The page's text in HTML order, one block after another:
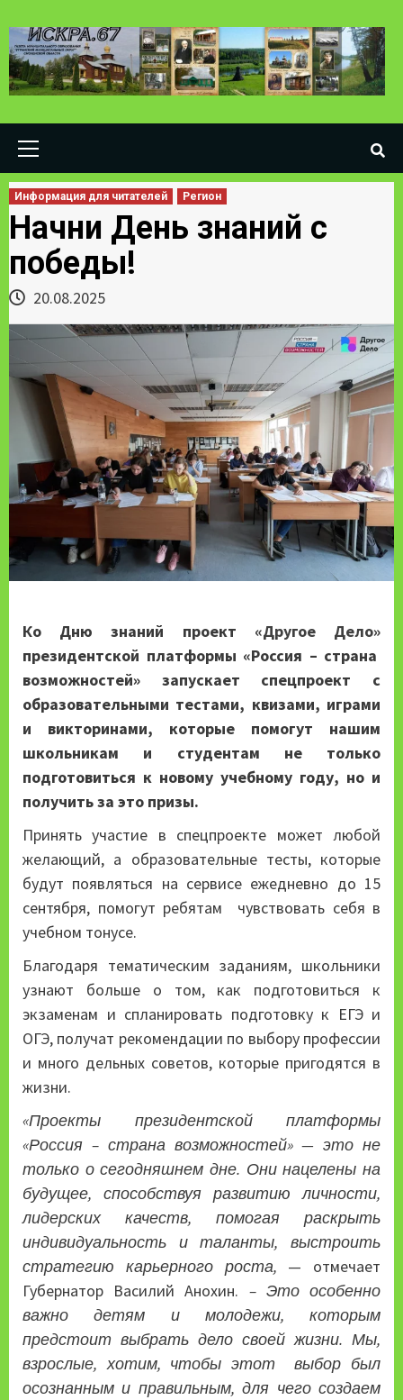
to
content
Информация для читателей Регион
Начни День знаний с
победы!
20.08.2025
Ко Дню знаний проект «Другое Дело»
президентской платформы «Россия – страна
возможностей» запускает спецпроект с
образовательными тестами, квизами, играми
и викторинами, которые помогут нашим
школьникам и студентам не только
подготовиться к новому учебному году, но и
получить за это призы.
Принять участие в спецпроекте может любой
желающий, а образовательные тесты, которые
будут появляться на сервисе ежедневно до 15
сентября, помогут ребятам чувствовать себя в
учебном тонусе.
Благодаря тематическим заданиям, школьники
узнают больше о том, как подготовиться к
экзаменам и спланировать подготовку к ЕГЭ и
ОГЭ, получат рекомендации по выбору профессии
и много дельных советов, которые пригодятся в
жизни.
«Проекты президентской платформы
«Россия – страна возможностей» — это не
только о сегодняшнем дне. Они нацелены на
будущее, способствуя развитию личности,
лидерских качеств, помогая раскрыть
индивидуальность и таланты, выстроить
стратегию карьерного роста, — отмечает
Губернатор Василий Анохин. – Это особенно
важно детям и молодежи, которым
предстоит выбрать дело своей жизни. Мы,
взрослые, хотим, чтобы этот выбор был
осознанным и правильным, для чего создаем